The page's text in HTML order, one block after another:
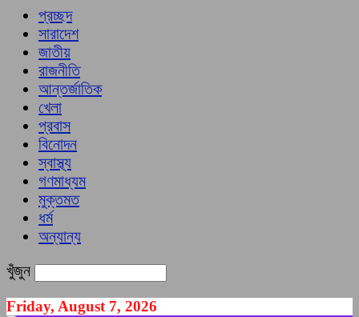
প্রচ্ছদ
সারাদেশ
জাতীয়
রাজনীতি
আন্তর্জাতিক
খেলা
প্রবাস
বিনোদন
স্বাস্থ্য
গণমাধ্যম
মুক্তমত
ধর্ম
অন্যান্য
খুঁজুন
Friday, August 7, 2026